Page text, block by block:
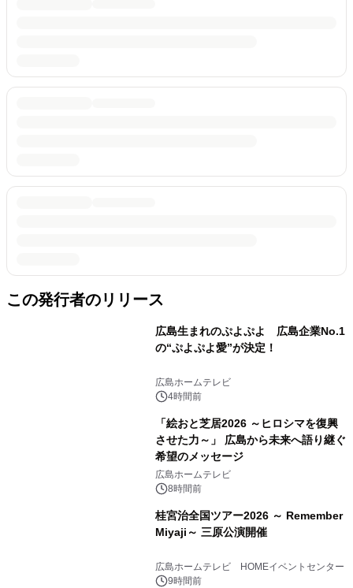
この発行者のリリース
広島生まれのぷよぷよ 広島企業No.1
の“ぷよぷよ愛”が決定！
広島ホームテレビ
4時間前
「絵おと芝居2026 ～ヒロシマを復興
させた力～」 広島から未来へ語り継ぐ
希望のメッセージ
広島ホームテレビ
8時間前
桂宮治全国ツアー2026 ～ Remember
Miyaji～ 三原公演開催
広島ホームテレビ HOMEイベントセンター
9時間前